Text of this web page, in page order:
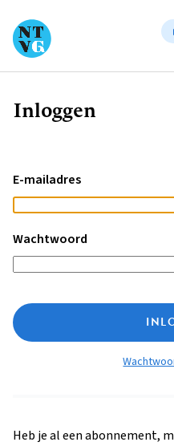
Kruimelpad
Inloggen
E-mailadres
Wachtwoord
Heb je al een abonnement,